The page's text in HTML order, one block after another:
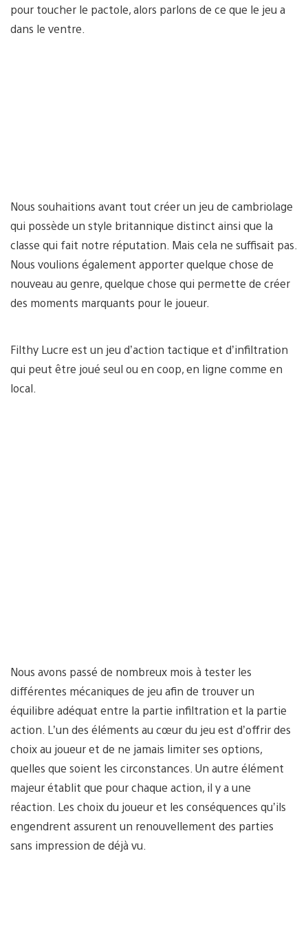
pour toucher le pactole, alors parlons de ce que le jeu a
dans le ventre.
Nous souhaitions avant tout créer un jeu de cambriolage
qui possède un style britannique distinct ainsi que la
classe qui fait notre réputation. Mais cela ne suffisait pas.
Nous voulions également apporter quelque chose de
nouveau au genre, quelque chose qui permette de créer
des moments marquants pour le joueur.
Filthy Lucre est un jeu d’action tactique et d’infiltration
qui peut être joué seul ou en coop, en ligne comme en
local.
Nous avons passé de nombreux mois à tester les
différentes mécaniques de jeu afin de trouver un
équilibre adéquat entre la partie infiltration et la partie
action. L’un des éléments au cœur du jeu est d’offrir des
choix au joueur et de ne jamais limiter ses options,
quelles que soient les circonstances. Un autre élément
majeur établit que pour chaque action, il y a une
réaction. Les choix du joueur et les conséquences qu’ils
engendrent assurent un renouvellement des parties
sans impression de déjà vu.